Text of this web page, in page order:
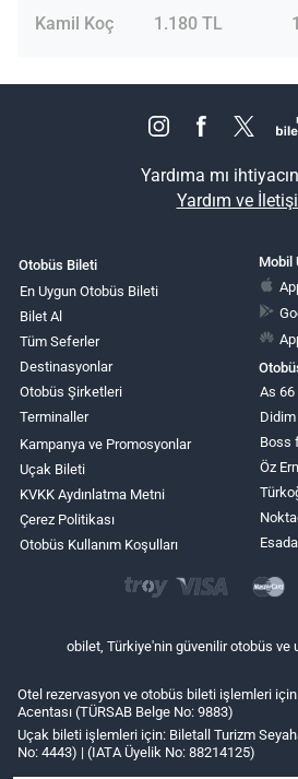
Kamil Koç 1.180 TL
Yardıma mı
Yardım ve
Otobüs Bileti
En Uygun Otobüs Bileti
Bilet Al
Tüm Seferler
Destinasyonlar
Otobüs Şirketleri
Terminaller
Kampanya ve Promosyonlar
Uçak Bileti
KVKK Aydınlatma Metni
Çerez Politikası
Otobüs Kullanım Koşulları
Mobil
As 66
Boss
Öz
obilet, Türkiye'nin güvenilir otobüs ve
Otel rezervasyon ve otobüs bileti işlemleri
Acentası (TÜRSAB Belge No: 9883)
Uçak bileti işlemleri için: Biletall Turizm
No: 4443) | (IATA Üyelik No: 88214125)